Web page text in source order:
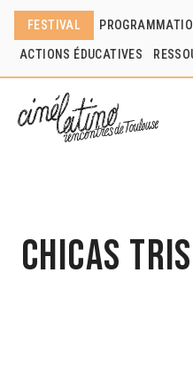
FESTIVAL
ACTIONS ÉDUCATIVES
Chicas